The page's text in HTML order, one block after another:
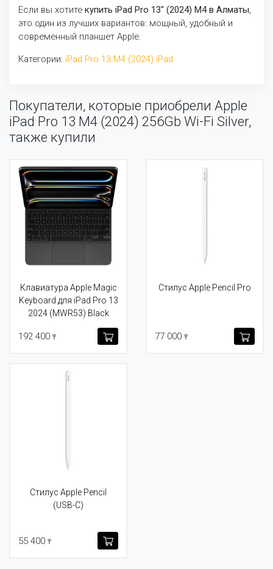
Если вы хотите купить iPad Pro 13" (2024) M4 в Алматы,
это один из лучших вариантов: мощный, удобный и
современный планшет Apple.
Категории: iPad Pro 13 M4 (2024) iPad
Покупатели, которые приобрели Apple
iPad Pro 13 M4 (2024) 256Gb Wi-Fi Silver,
также купили
Клавиатура Apple Magic
Keyboard для iPad Pro 13
2024 (MWR53) Black
192 400 ₸
Стилус Apple Pencil Pro
77 000 ₸
Стилус Apple Pencil
(USB-C)
55 400 ₸